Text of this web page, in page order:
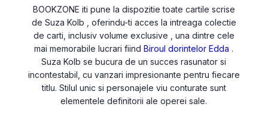
BOOKZONE iti pune la dispozitie toate cartile scrise
de Suza Kolb , oferindu-ti acces la intreaga colectie
de carti, inclusiv volume exclusive , una dintre cele
mai memorabile lucrari fiindBiroul dorintelor Edda .
Suza Kolb se bucura de un succes rasunator si
incontestabil, cu vanzari impresionante pentru fiecare
titlu. Stilul unic si personajele viu conturate sunt
elementele definitorii ale operei sale.